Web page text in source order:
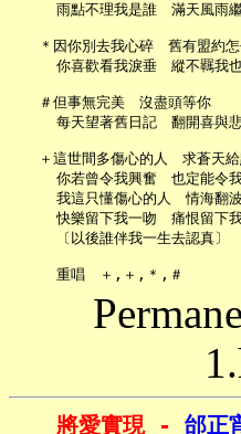
雨點不理我是誰　滿天風雨
＊因你別去我心碎　舊有盟約
你喜歡看我淚垂　縱不羈我
   ＃但事無完美　沒盡頭等你
每天望著舊日記　翻開喜與
＋這世間多傷心的人　求蒼天給
你若曾令我興奮　也定能令
我這只懂傷心的人　情海翻
快樂留下我一吻　痛恨留下
     〔以後誰伴我一生去認真〕
將愛實現 - 邰正